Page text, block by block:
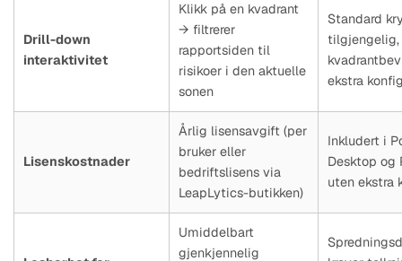
Drill-down
interaktivitet
Klikk på en kvadrant
→ filtrerer
rapportsiden til
risikoer i den aktuelle
sonen
Standard
tilgjengelig,
ekstra
Lisenskostnader
Årlig lisensavgift (per
bruker eller
bedriftslisens via
LeapLytics-butikken)
Inkludert i
Desktop og
uten ekstra
Umiddelbart
gjenkjennelig